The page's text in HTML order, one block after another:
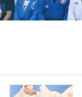
アクセス